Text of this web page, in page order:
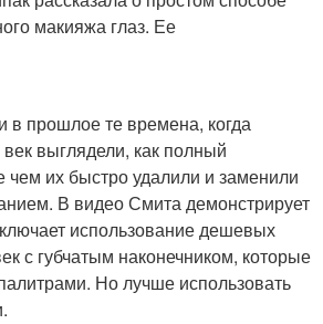
макияжа глаз. Ее
прошлое те времена, когда
выглядели, как полный
чем их быстро удалили и заменили
В видео Смита демонстрирует
использование дешевых
с губчатым наконечником, которые
Но лучше использовать